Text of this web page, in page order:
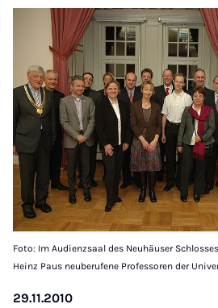
Foto: Im Audienzsaal des Neuhäuser
Heinz Paus neuberufene Professoren der
29.11.2010